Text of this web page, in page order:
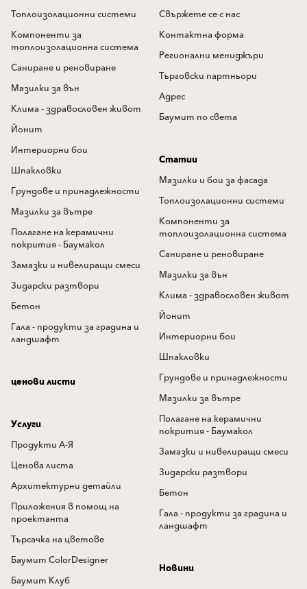
Топлоизолационни системи
Компоненти за
топлоизолационна система
Саниране и реновиране
Мазилки за вън
Клима - здравословен живот
Йонит
Интериорни бои
Шпакловки
Грундове и принадлежности
Мазилки за вътре
Полагане на керамични
покрития - Баумакол
Замазки и нивелиращи смеси
Зидарски разтвори
Бетон
Гала - продукти за градина и
ландшафт
Свържете се с нас
Контактна форма
Регионални мениджъри
Търговски партньори
Адрес
Баумит по света
Статии
Мазилки и бои за фасада
Топлоизолационни системи
Компоненти за
топлоизолационна система
Саниране и реновиране
Мазилки за вън
Клима - здравословен живот
Йонит
Интериорни бои
Шпакловки
Грундове и принадлежности
Мазилки за вътре
Полагане на керамични
покрития - Баумакол
Замазки и нивелиращи смеси
Зидарски разтвори
Бетон
Гала - продукти за градина и
ландшафт
ценови листи
Услуги
Продукти А-Я
Ценова листа
Архитектурни детайли
Приложения в помощ на
проектанта
Търсачка на цветове
Баумит ColorDesigner
Баумит Клуб
Новини